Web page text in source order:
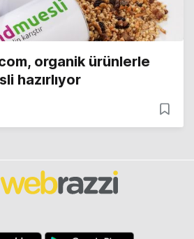
organik ürünlerle
hazırlıyor